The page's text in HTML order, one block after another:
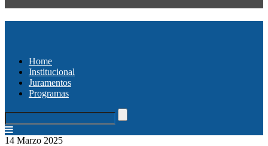
Home
Institucional
Juramentos
Programas
14 Marzo 2025